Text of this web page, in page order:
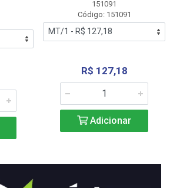
151091
Código: 151091
R$ 127,18
Adicionar